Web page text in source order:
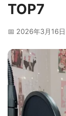
TOP7
📅 2026年3月16日